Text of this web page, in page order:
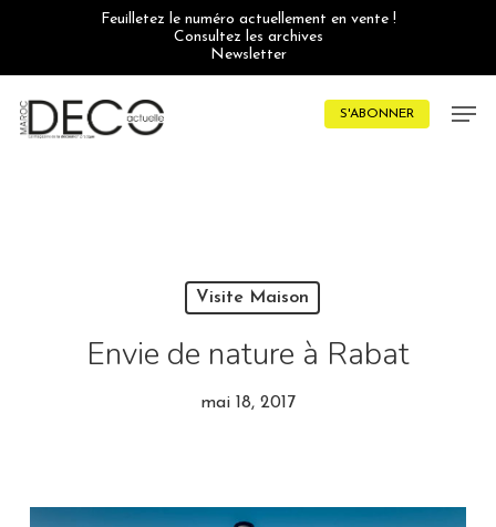
Feuilletez le numéro actuellement en vente !
Consultez les archives
Newsletter
S'ABONNER
Visite Maison
Envie de nature à Rabat
mai 18, 2017